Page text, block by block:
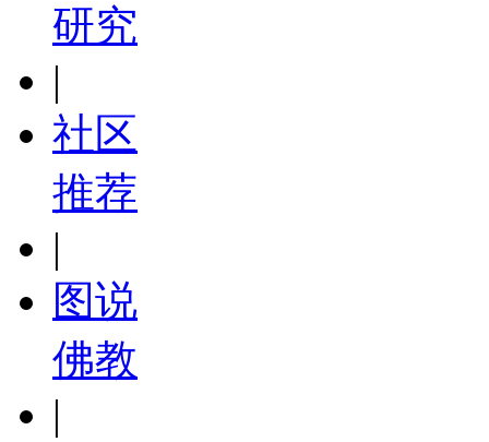
研究
|
社区
推荐
|
图说
佛教
|